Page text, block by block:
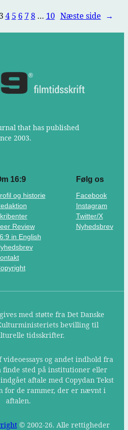
3 4 5 6 7 8 … 10 Næste side →
that has published
2003.
16:9
og historie
Review
in English
Følg os
Facebook
Instagram
Twitter/X
Nyhedsbrev
med støtte fra Det Danske
bevilling til
tidsskrifter.
og andet indhold fra
finde sted på institutioner eller
aftale med Copydan Tekst
for de rammer, der er nævnt i
aftalen.
© 2002-26. Alle rettigheder